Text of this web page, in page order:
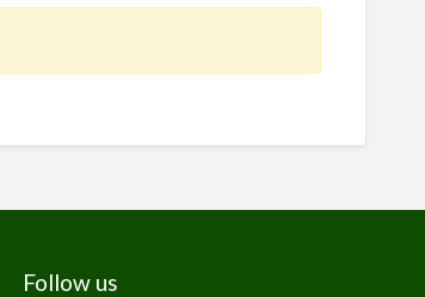
Follow us